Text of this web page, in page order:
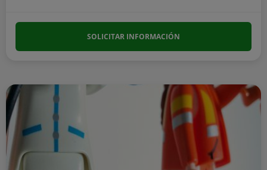
SOLICITAR INFORMACIÓN